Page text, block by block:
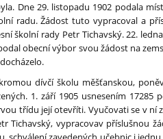
Dne 29. listopadu 1902 podala
radu. Žádost tuto vypracoval a
školní rady Petr Tichavský. 22.
obecní výbor svou žádost na
dívčí školu měšťanskou,
1. září 1905 usnesením 17285
třídu její otevříti. Vyučovati se v ní
Tichavský, vypracovav příslušnou